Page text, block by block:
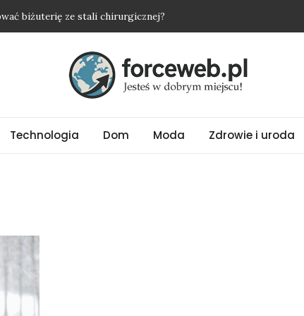
biżuterię ze stali chirurgicznej?
i nie wyjść na osobę roszczeniową?
nawet najprostszy strój
wybór na upalne dni
Technologia Dom Moda Zdrowie i uroda